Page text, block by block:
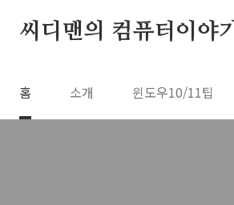
씨디맨의 컴퓨터이야기
홈 소개 윈도우10/11팁